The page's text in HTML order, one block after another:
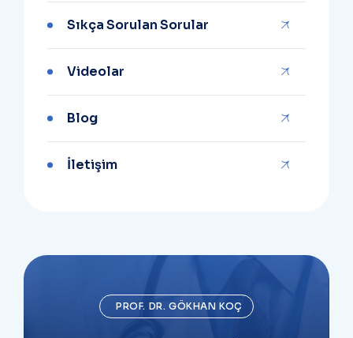
Sıkça Sorulan Sorular
Videolar
Blog
İletişim
PROF. DR. GÖKHAN KOÇ